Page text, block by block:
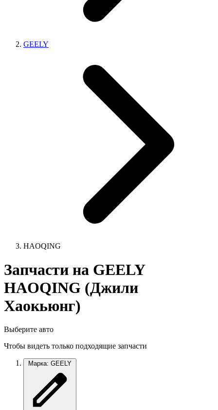
GEELY
HAOQING
Запчасти на GEELY
HAOQING (Джили
Хаокьюнг)
Выберите авто
Чтобы видеть только подходящие запчасти
Марка: GEELY